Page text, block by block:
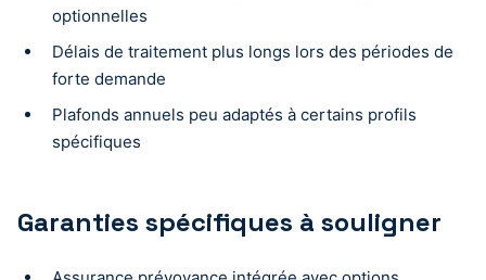
optionnelles
Délais de traitement plus longs lors des périodes de
forte demande
Plafonds annuels peu adaptés à certains profils
spécifiques
Garanties spécifiques à souligner